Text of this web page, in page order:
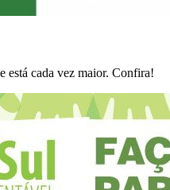
está cada vez maior. Confira!